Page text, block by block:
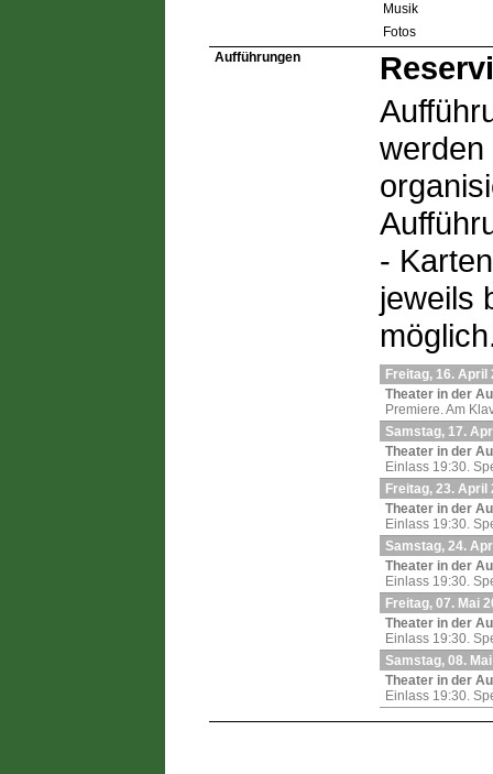
Musik
Fotos
Aufführungen
werden
-
jeweils
Freitag, 16. April
Theater in der
Premiere. Am
Samstag, 17.
Theater in der
Einlass 19:30.
Freitag, 23. April
Theater in der
Einlass 19:30.
Samstag, 24.
Theater in der
Einlass 19:30.
Freitag, 07. Mai
Theater in der
Einlass 19:30.
Samstag, 08.
Theater in der
Einlass 19:30.